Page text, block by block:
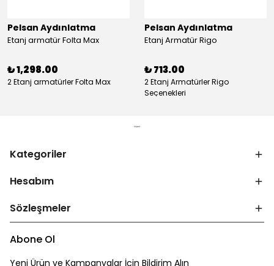
Pelsan Aydınlatma
Etanj armatür Folta Max
₺ 1,298.00
2 Etanj armatürler Folta Max
Pelsan Aydınlatma
Etanj Armatür Rigo
₺ 713.00
2 Etanj Armatürler Rigo
Seçenekleri
Kategoriler
Hesabım
Sözleşmeler
Abone Ol
Yeni Ürün ve Kampanyalar İçin Bildirim Alın